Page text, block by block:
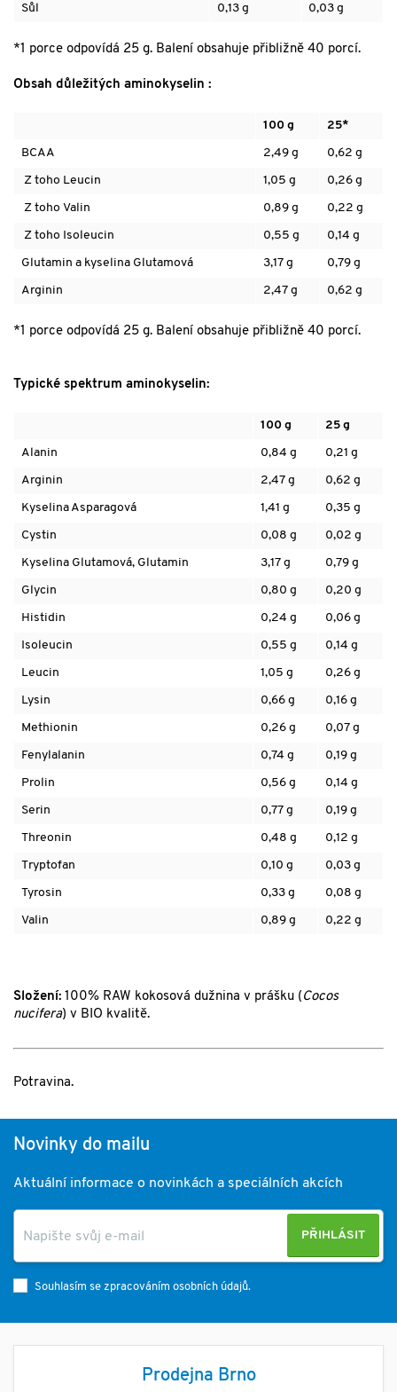
Sůl 0,13 g 0,03 g
*1 porce odpovídá 25 g. Balení obsahuje přibližně 40 porcí.
Obsah důležitých aminokyselin :
100 g 25*
BCAA 2,49 g 0,62 g
Z toho Leucin 1,05 g 0,26 g
Z toho Valin 0,89 g 0,22 g
Z toho Isoleucin 0,55 g 0,14 g
Glutamin a kyselina Glutamová 3,17 g 0,79 g
Arginin 2,47 g 0,62 g
*1 porce odpovídá 25 g. Balení obsahuje přibližně 40 porcí.
Typické spektrum aminokyselin:
100 g 25 g
Alanin 0,84 g 0,21 g
Arginin 2,47 g 0,62 g
Kyselina Asparagová 1,41 g 0,35 g
Cystin 0,08 g 0,02 g
Kyselina Glutamová, Glutamin 3,17 g 0,79 g
Glycin 0,80 g 0,20 g
Histidin 0,24 g 0,06 g
Isoleucin 0,55 g 0,14 g
Leucin 1,05 g 0,26 g
Lysin 0,66 g 0,16 g
Methionin 0,26 g 0,07 g
Fenylalanin 0,74 g 0,19 g
Prolin 0,56 g 0,14 g
Serin 0,77 g 0,19 g
Threonin 0,48 g 0,12 g
Tryptofan 0,10 g 0,03 g
Tyrosin 0,33 g 0,08 g
Valin 0,89 g 0,22 g
Složení: 100% RAW kokosová dužnina v prášku ( Cocos
nucifera) v BIO kvalitě.
Potravina.
Novinky do mailu
Aktuální informace o novinkách a speciálních akcích
PŘIHLÁSIT
Souhlasím se zpracováním osobních údajů.
Prodejna Brno